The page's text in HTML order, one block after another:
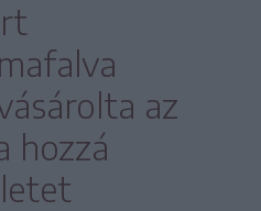
az
hozzá